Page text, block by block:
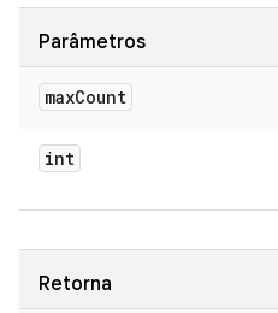
Parâmetros
maxCount
int
Retorna